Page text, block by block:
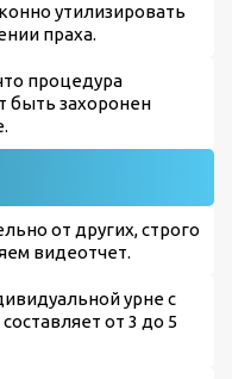
утилизировать
праха.
процедура
быть захоронен
от других, строго
видеотчет.
урне с
от 3 до 5